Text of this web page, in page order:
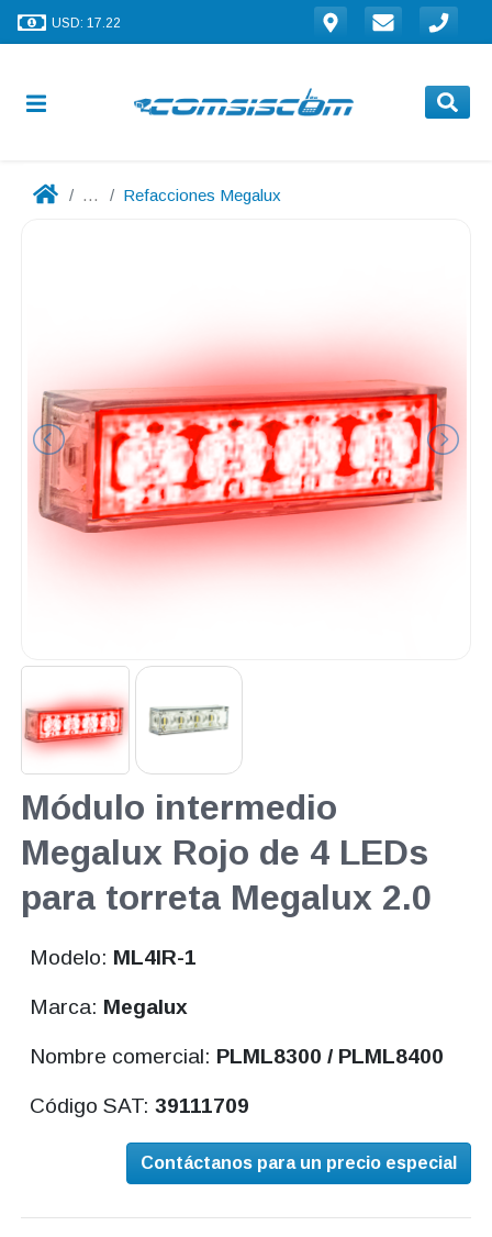
USD: 17.22
... Refacciones Megalux
Módulo intermedio
Megalux Rojo de 4 LEDs
para torreta Megalux 2.0
Modelo: ML4IR-1
Marca: Megalux
Nombre comercial: PLML8300 / PLML8400
Código SAT:39111709
Contáctanos para un precio especial